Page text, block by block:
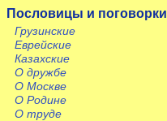
Пословицы и поговорки
Грузинские
Еврейские
Казахские
О дружбе
О Москве
О Родине
О труде